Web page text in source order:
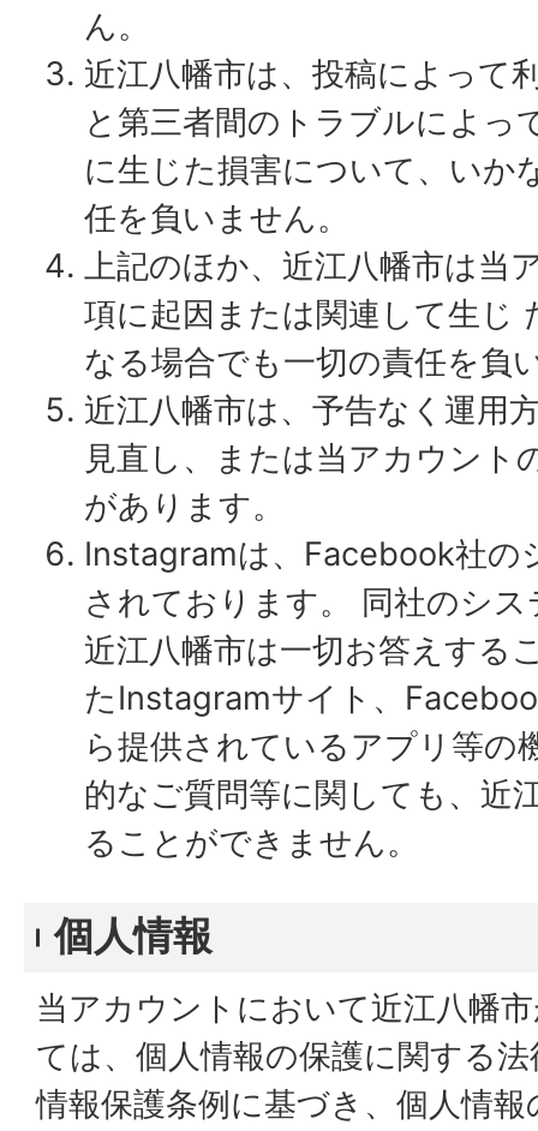
ん。
近江八幡市は、投稿によって
と第三者間のトラブルによっ
に生じた損害について、いか
任を負いません。
上記のほか、近江八幡市は当
項に起因または関連して生じ
なる場合でも一切の責任を負
近江八幡市は、予告なく運用
見直し、または当アカウント
があります。
Instagramは、Facebook社の
されております。 同社のシ
近江八幡市は一切お答えする
たInstagramサイト、
ら提供されているアプリ等の
的なご質問等に関しても、近
ることができません。
個人情報
当アカウントにおいて近江八幡
ては、個人情報の保護に関する
情報保護条例に基づき、個人情